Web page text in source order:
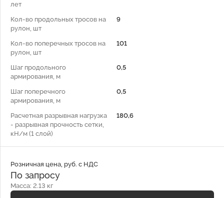
лет
Кол-во продольных тросов на
рулон, шт
9
Кол-во поперечных тросов на
рулон, шт
101
Шаг продольного
армирования, м
0,5
Шаг поперечного
армирования, м
0,5
Расчетная разрывная нагрузка
- разрывная прочность сетки,
кН/м (1 слой)
180,6
Розничная цена, руб. с НДС
По запросу
Масса: 2.13 кг